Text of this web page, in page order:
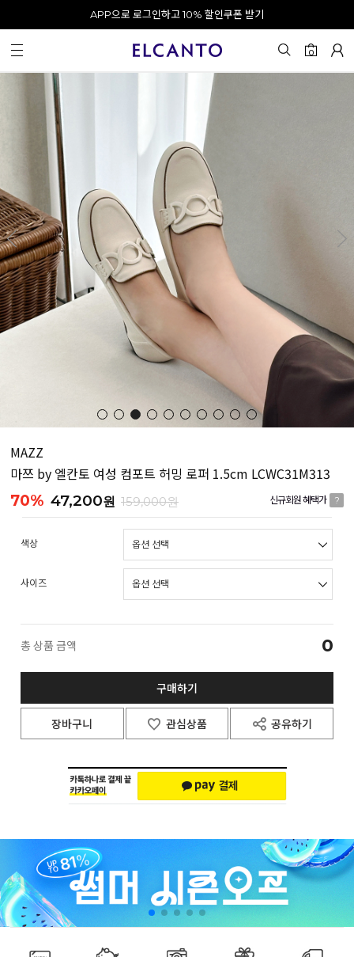
오전 10시 이전 결제 완료 시 오늘 출발!
회원가입 시 최대 20% 쿠폰 지급
카카오 채널 추가 시 10% 쿠폰 증정
APP으로 로그인하고 10% 할인쿠폰 받기
0
MAZZ
마쯔 by 엘칸토 여성 컴포트 허밍 로퍼 1.5cm LCWC31M313
70% 47,200원 159,000원 신규회원 혜택가 ?
색상
사이즈
총 상품 금액 0
구매하기
장바구니 관심상품 공유하기